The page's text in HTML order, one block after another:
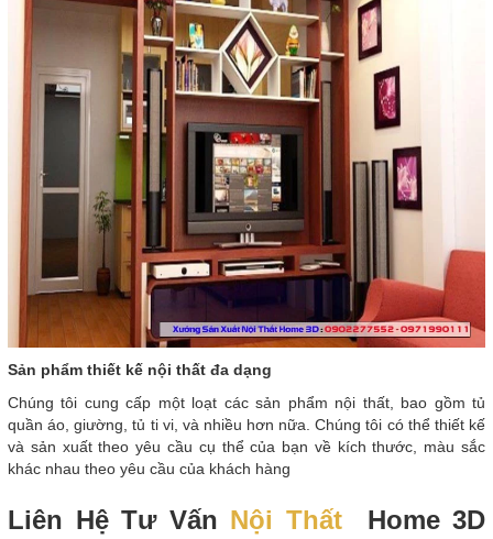
Sản phẩm thiết kế nội thất đa dạng
Chúng tôi cung cấp một loạt các sản phẩm nội thất, bao gồm tủ
quần áo, giường, tủ ti vi, và nhiều hơn nữa. Chúng tôi có thể thiết kế
và sản xuất theo yêu cầu cụ thể của bạn về kích thước, màu sắc
khác nhau theo yêu cầu của khách hàng
Liên Hệ Tư Vấn Nội ThấtHome 3D